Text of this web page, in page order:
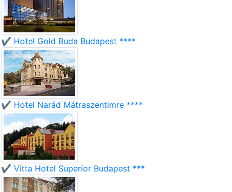
✔️ Hotel Gold Buda Budapest ****
✔️ Hotel Narád Mátraszentimre ****
✔️ Vitta Hotel Superior Budapest ***